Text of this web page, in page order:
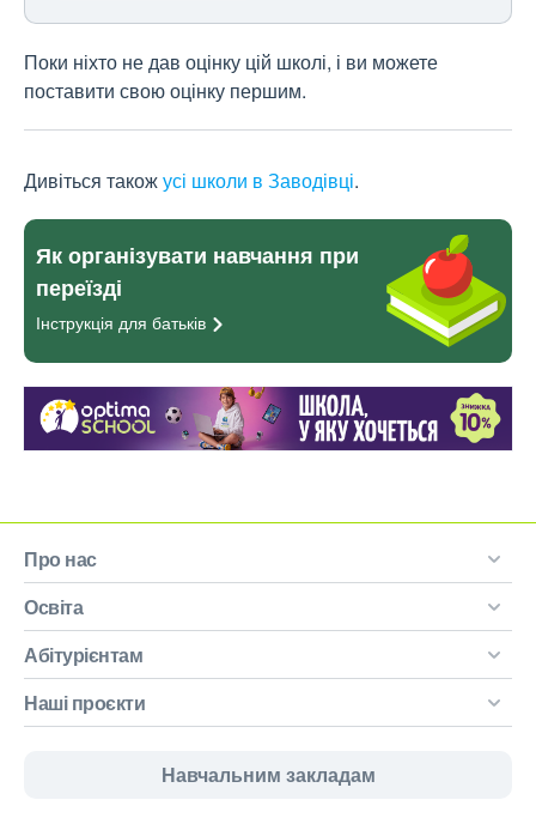
Поки ніхто не дав оцінку цій школі, і ви можете
поставити свою оцінку першим.
Дивіться такожусі школи в Заводівці.
Як організувати навчання при
переїзді
Інструкція для батьків
Про нас
Освіта
Абітурієнтам
Наші проєкти
Навчальним закладам